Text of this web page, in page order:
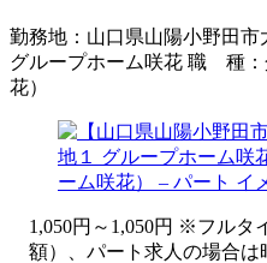
勤務地： 山口県山陽小野田市
グループホーム咲花 職 種：
花）
1,050円～1,050円 ※フルタ
額）、パート求人の場合